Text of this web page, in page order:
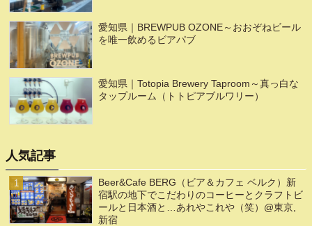
愛知県｜BREWPUB OZONE～おおぞねビール
を唯一飲めるビアパブ
愛知県｜Totopia Brewery Taproom～真っ白な
タップルーム（トトピアブルワリー）
人気記事
Beer&Cafe BERG（ビア＆カフェ ベルク）新
宿駅の地下でこだわりのコーヒーとクラフトビ
ールと日本酒と…あれやこれや（笑）@東京,
新宿